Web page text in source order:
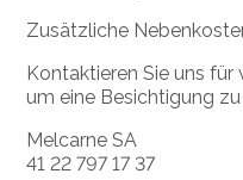
Zusätzliche
Kontaktieren Sie uns
um eine Besichtigung
Melcarne SA
41 22 797 17 37